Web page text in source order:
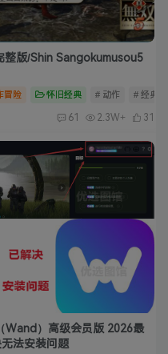
整版/Shin Sangokumusou5
冒险 怀旧经典 # 动作 # 经典
61 2.3W+ 31
Wand）高级会员版 2026最
法安装问题